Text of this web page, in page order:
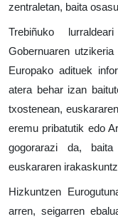
zentraletan, baita
Trebiñuko
Gobernuaren
Europako adituek
atera behar izan
txostenean,
eremu pribatutik edo
gogorarazi da,
euskararen
Hizkuntzen
arren, seigarren